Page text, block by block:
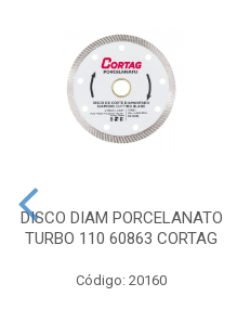
DISCO DIAM PORCELANATO
TURBO 110 60863 CORTAG
Código: 20160